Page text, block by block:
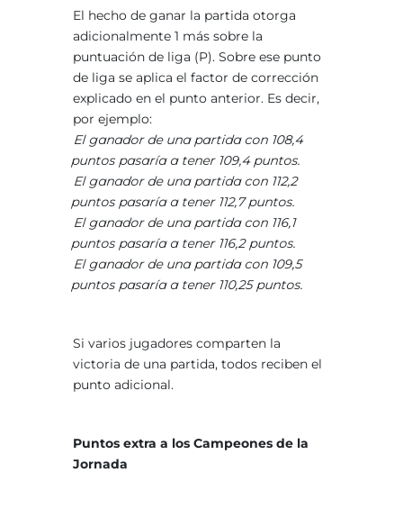
El hecho de ganar la partida otorga
adicionalmente 1 más sobre la
puntuación de liga (P). Sobre ese punto
de liga se aplica el factor de corrección
explicado en el punto anterior. Es decir,
por ejemplo:
El ganador de una partida con 108,4
puntos pasaría a tener 109,4 puntos.
El ganador de una partida con 112,2
puntos pasaría a tener 112,7 puntos.
El ganador de una partida con 116,1
puntos pasaría a tener 116,2 puntos.
El ganador de una partida con 109,5
puntos pasaría a tener 110,25 puntos.
Si varios jugadores comparten la
victoria de una partida, todos reciben el
punto adicional.
Puntos extra a los Campeones de la
Jornada